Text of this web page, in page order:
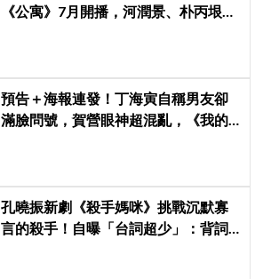
《公寓》7月開播，河潤景、朴丙垠、
預告＋海報連發！丁海寅自稱男友卻
滿臉問號，賀營眼神超混亂，《我的
孔曉振新劇《殺手媽咪》挑戰沉默寡
言的殺手！自曝「台詞超少」：背詞